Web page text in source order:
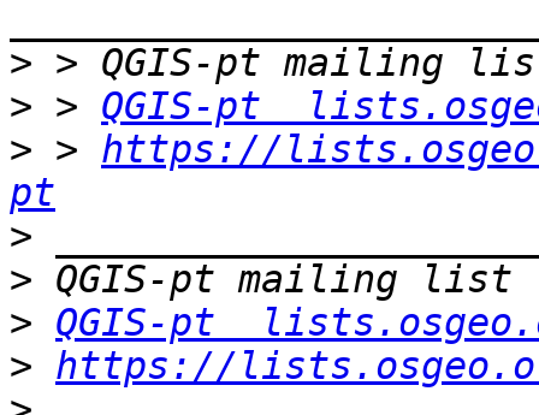
>
> > QGIS-pt
> > https://
pt
>
>
> QGIS-pt
> https://